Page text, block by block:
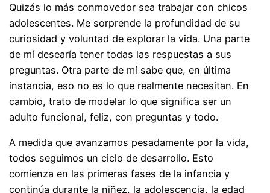
Quizás lo más conmovedor sea trabajar con chicos
adolescentes. Me sorprende la profundidad de su
curiosidad y voluntad de explorar la vida. Una parte
de mí desearía tener todas las respuestas a sus
preguntas. Otra parte de mí sabe que, en última
instancia, eso no es lo que realmente necesitan. En
cambio, trato de modelar lo que significa ser un
adulto funcional, feliz, con preguntas y todo.
A medida que avanzamos pesadamente por la vida,
todos seguimos un ciclo de desarrollo. Esto
comienza en las primeras fases de la infancia y
continúa durante la niñez, la adolescencia, la edad